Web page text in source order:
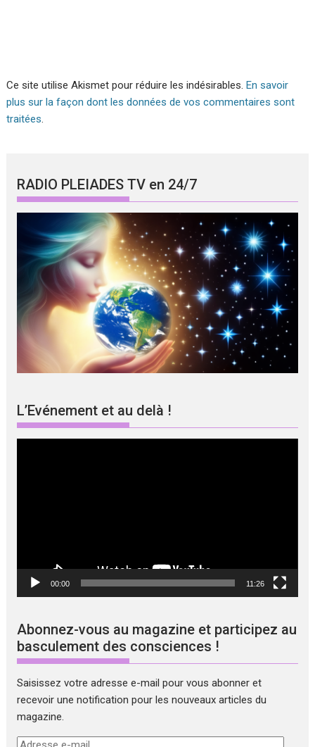
Ce site utilise Akismet pour réduire les indésirables.En savoir
plus sur la façon dont les données de vos commentaires sont
traitées.
RADIO PLEIADES TV en 24/7
L’Evénement et au delà !
00:00 11:26
Abonnez-vous au magazine et participez au
basculement des consciences !
Saisissez votre adresse e-mail pour vous abonner et
recevoir une notification pour les nouveaux articles du
magazine.
Adresse